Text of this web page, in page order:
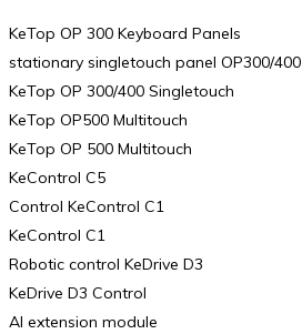
KeTop OP 300 Keyboard Panels
stationary singletouch panel OP300/400
KeTop OP 300/400 Singletouch
KeTop OP500 Multitouch
KeTop OP 500 Multitouch
KeControl C5
Control KeControl C1
KeControl C1
Robotic control KeDrive D3
KeDrive D3 Control
AI extension module